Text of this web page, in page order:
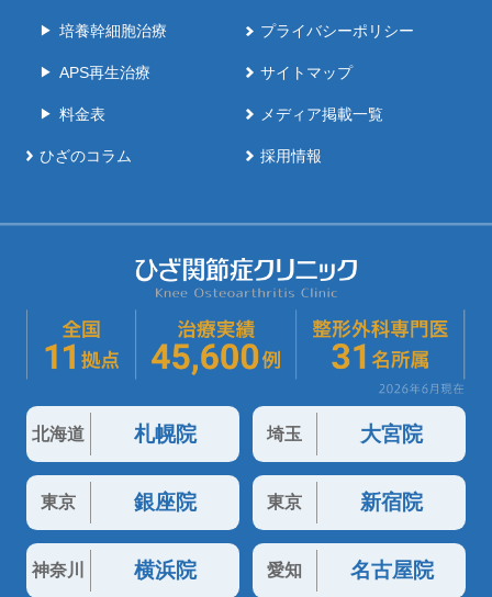
培養幹細胞治療
APS再生治療
料金表
ひざのコラム
プライバシーポリシー
サイトマップ
メディア掲載一覧
採用情報
北海道 札幌院 埼玉 大宮院
東京 銀座院 東京 新宿院
神奈川 横浜院 愛知 名古屋院